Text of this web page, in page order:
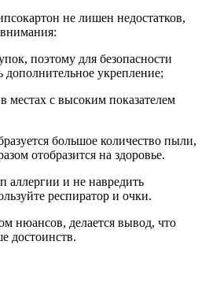
не лишен недостатков,
поэтому для безопасности
дополнительное укрепление;
местах с высоким показателем
большое количество пыли,
отобразится на здоровье.
аллергии и не навредить
респиратор и очки.
нюансов, делается вывод, что
достоинств.